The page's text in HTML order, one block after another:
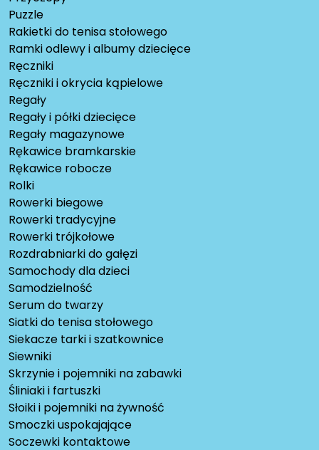
Puzzle
Rakietki do tenisa stołowego
Ramki odlewy i albumy dziecięce
Ręczniki
Ręczniki i okrycia kąpielowe
Regały
Regały i półki dziecięce
Regały magazynowe
Rękawice bramkarskie
Rękawice robocze
Rolki
Rowerki biegowe
Rowerki tradycyjne
Rowerki trójkołowe
Rozdrabniarki do gałęzi
Samochody dla dzieci
Samodzielność
Serum do twarzy
Siatki do tenisa stołowego
Siekacze tarki i szatkownice
Siewniki
Skrzynie i pojemniki na zabawki
Śliniaki i fartuszki
Słoiki i pojemniki na żywność
Smoczki uspokajające
Soczewki kontaktowe